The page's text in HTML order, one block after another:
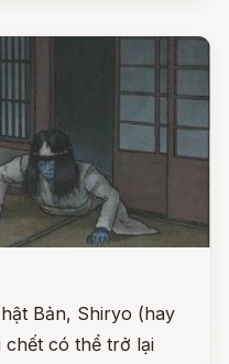
Bản, Shiryo (hay
chết có thể trở lại